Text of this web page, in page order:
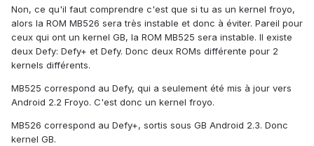
Non, ce qu'il faut comprendre c'est que si tu as un kernel froyo,
alors la ROM MB526 sera très instable et donc à éviter. Pareil pour
ceux qui ont un kernel GB, la ROM MB525 sera instable. Il existe
deux Defy: Defy+ et Defy. Donc deux ROMs différente pour 2
kernels différents.
MB525 correspond au Defy, qui a seulement été mis à jour vers
Android 2.2 Froyo. C'est donc un kernel froyo.
MB526 correspond au Defy+, sortis sous GB Android 2.3. Donc
kernel GB.